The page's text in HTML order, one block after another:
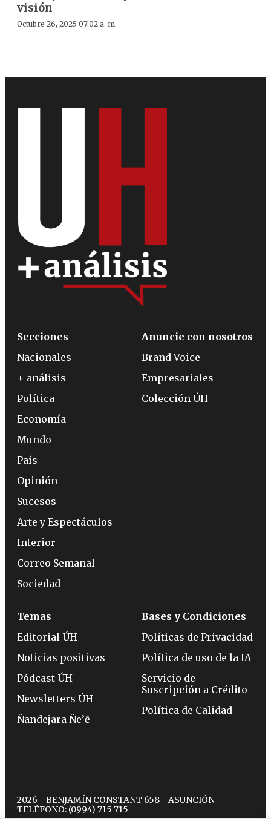
visión
Octubre 26, 2025 07:02 a. m.
Secciones
Nacionales
+ análisis
Política
Economía
Mundo
País
Opinión
Sucesos
Arte y Espectáculos
Interior
Correo Semanal
Sociedad
Anuncie con nosotros
Brand Voice
Empresariales
Colección ÚH
Temas
Editorial ÚH
Noticias positivas
Pódcast ÚH
Newsletters ÚH
Ñandejara Ñe’ẽ
Bases y Condiciones
Políticas de Privacidad
Política de uso de la IA
Servicio de
Suscripción a Crédito
Política de Calidad
2026 - BENJAMÍN CONSTANT 658 - ASUNCIÓN -
TELÉFONO: (0994) 715 715